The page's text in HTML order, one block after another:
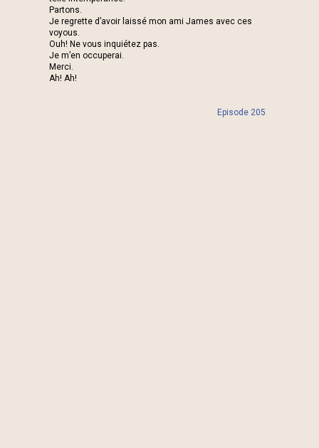
Partons.
Je regrette d’avoir laissé mon ami James avec ces
voyous.
Ouh! Ne vous inquiétez pas.
Je m’en occuperai.
Merci.
Ah! Ah!
Episode 205